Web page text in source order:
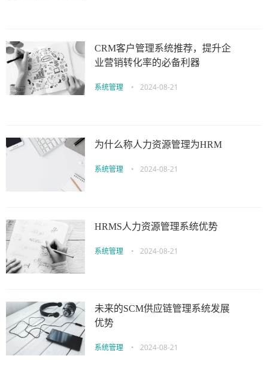
CRM客户管理系统推荐，提升企
业营销转化率的必备利器
系统管理 • 2024-08-21
为什么称人力资源管理为HRM
系统管理 • 2024-08-21
HRMS人力资源管理系统优势
系统管理 • 2024-08-21
未来的SCM供应链管理系统发展
优势
系统管理 • 2024-08-21